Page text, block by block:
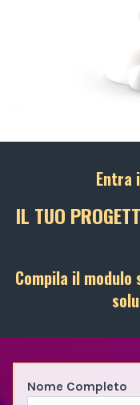
Entra
IL TUO
Compila il
Nome Completo